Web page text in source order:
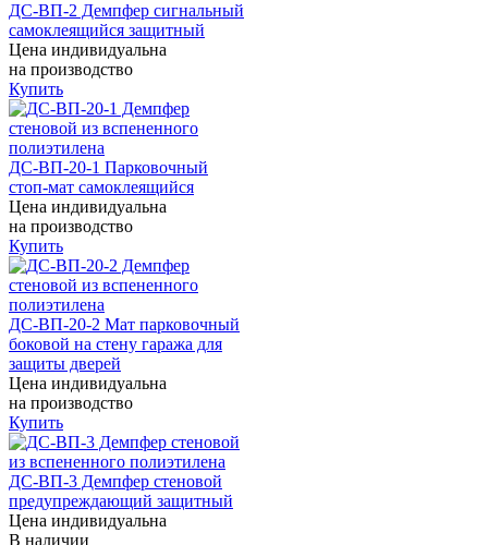
ДС-ВП-2 Демпфер сигнальный
самоклеящийся защитный
Цена индивидуальна
на производство
Купить
ДС-ВП-20-1 Парковочный
стоп-мат самоклеящийся
Цена индивидуальна
на производство
Купить
ДС-ВП-20-2 Мат парковочный
боковой на стену гаража для
защиты дверей
Цена индивидуальна
на производство
Купить
ДС-ВП-3 Демпфер стеновой
предупреждающий защитный
Цена индивидуальна
В наличии